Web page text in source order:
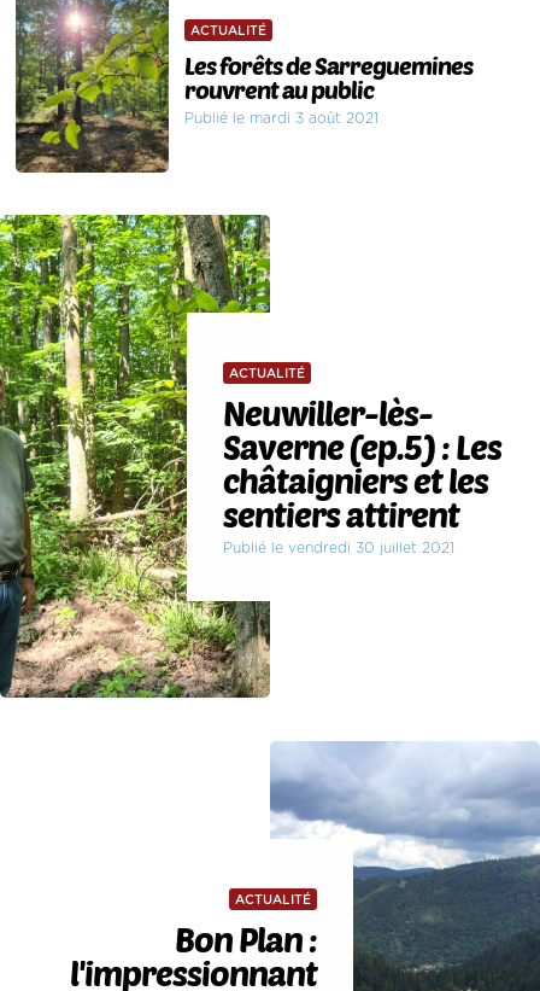
ACTUALITÉ
Les forêts de Sarreguemines
rouvrent au public
Publié le mardi 3 août 2021
ACTUALITÉ
Neuwiller-lès-
Saverne (ep.5) : Les
châtaigniers et les
sentiers attirent
Publié le vendredi 30 juillet 2021
ACTUALITÉ
Bon Plan :
l'impressionnant